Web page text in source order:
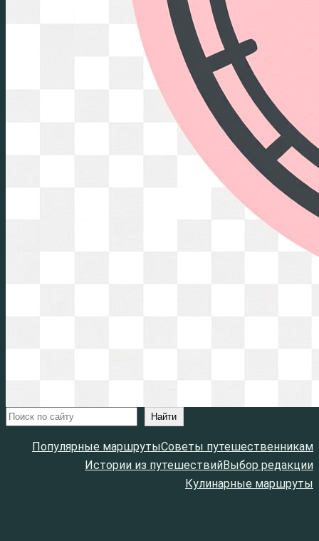
Поиск Найти
Популярные маршрутыСоветы путешественникам
Истории из путешествийВыбор редакции
Кулинарные маршруты